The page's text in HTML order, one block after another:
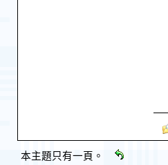
本主題只有一頁。